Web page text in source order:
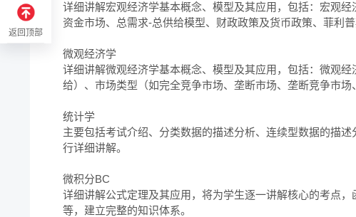
详细讲解宏观经济学基本概念、模型及其应用，包括：宏观
资金市场、总需求-总供给模型、财政政策及货币政策、菲利
微观经济学
详细讲解微观经济学基本概念、模型及其应用，包括：微观
给）、市场类型（如完全竞争市场、垄断市场、垄断竞争市
统计学
主要包括考试介绍、分类数据的描述分析、连续型数据的描
行详细讲解。
微积分BC
详细讲解公式定理及其应用，将为学生逐一讲解核心的考点
等，建立完整的知识体系。
返回顶部